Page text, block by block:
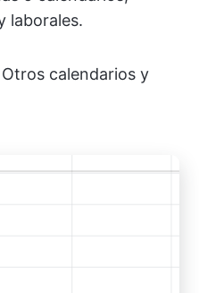
laborales.
calendarios y